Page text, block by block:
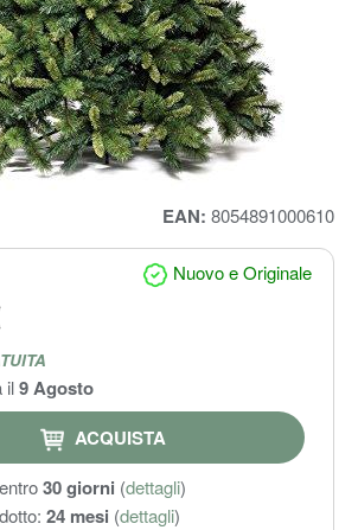
EAN: 8054891000610
Nuovo e Originale
il9 Agosto
ACQUISTA
30 giorni (dettagli)
24 mesi (dettagli)